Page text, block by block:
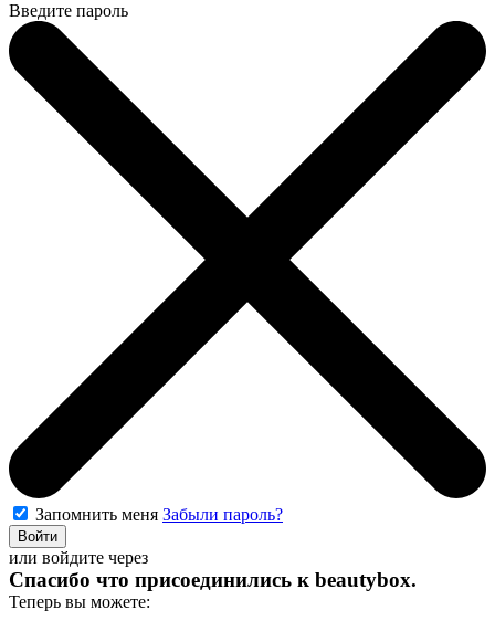
Введите пароль
Запомнить меня Забыли пароль?
Войти
или войдите через
Спасибо что присоединились к beautybox.
Теперь вы можете: